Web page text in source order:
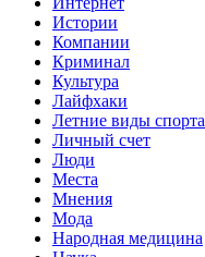
Истории
Компании
Криминал
Культура
Лайфхаки
Летние виды спорта
Личный счет
Люди
Места
Мнения
Мода
Народная медицина